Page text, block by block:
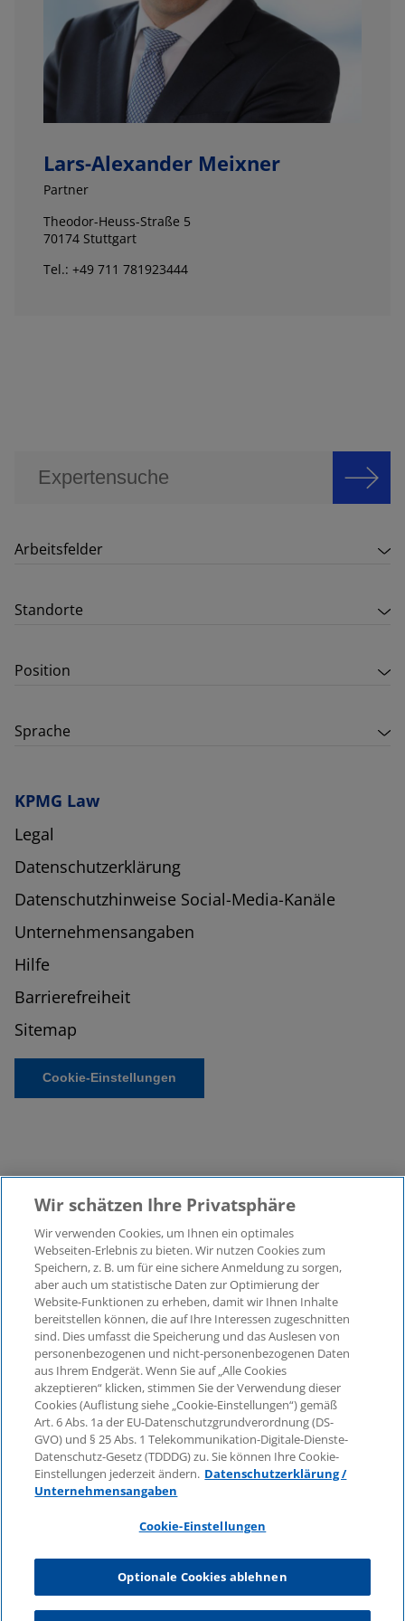
Lars-Alexander Meixner
Partner
Theodor-Heuss-Straße 5
70174 Stuttgart
Tel.: +49 711 781923444
Arbeitsfelder
Standorte
Position
Sprache
KPMG Law
Legal
Datenschutzerklärung
Datenschutzhinweise Social-Media-Kanäle
Unternehmensangaben
Hilfe
Barrierefreiheit
Sitemap
Cookie-Einstellungen
©2026 KPMG Law Rechtsanwaltsgesellschaft mbH,
assoziiert mit der KPMG AG
Wirtschaftsprüfungsgesellschaft, einer
Aktiengesellschaft nach deutschem Recht und ein
Mitglied der globalen KPMG-Organisation
unabhängiger Mitgliedsfirmen, die KPMG International
Limited, einer Private English Company Limited by
Guarantee, angeschlossen sind. Alle Rechte
vorbehalten. Für weitere Einzelheiten über die Struktur
der globalen Organisation von KPMG besuchen Sie
bittehttps://home.kpmg/governance.
KPMG International erbringt keine Dienstleistungen für
Kunden. Keine Mitgliedsfirma ist befugt, KPMG
International oder eine andere Mitgliedsfirma
binden, ebenso wie KPMG International nicht
autorisiert ist, andere Mitgliedsfirmen zu verpflichten
oder vertraglich zu binden.
Wir schätzen Ihre Privatsphäre
Wir verwenden Cookies, um Ihnen ein optimales
Webseiten-Erlebnis zu bieten. Wir nutzen Cookies zum
Speichern, z. B. um für eine sichere Anmeldung zu sorgen,
aber auch um statistische Daten zur Optimierung der
Website-Funktionen zu erheben, damit wir Ihnen Inhalte
bereitstellen können, die auf Ihre Interessen zugeschnitten
sind. Dies umfasst die Speicherung und das Auslesen von
personenbezogenen und nicht-personenbezogenen Daten
aus Ihrem Endgerät. Wenn Sie auf „Alle Cookies
akzeptieren“ klicken, stimmen Sie der Verwendung dieser
Cookies (Auflistung siehe „Cookie-Einstellungen“) gemäß
Art. 6 Abs. 1a der EU-Datenschutzgrundverordnung (DS-
GVO) und § 25 Abs. 1 Telekommunikation-Digitale-Dienste-
Datenschutz-Gesetz (TDDDG) zu. Sie können Ihre Cookie-
Einstellungen jederzeit ändern. Datenschutzerklärung /
Unternehmensangaben
Cookie-Einstellungen
Optionale Cookies ablehnen